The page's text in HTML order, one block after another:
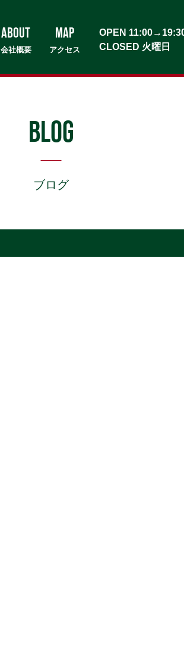
about
会社概要
MAP
アクセス
OPEN
CLOSED 火曜日
BLOG
ブログ